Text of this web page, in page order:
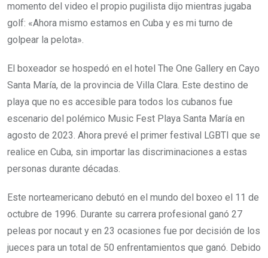
momento del video el propio pugilista dijo mientras jugaba
golf: «Ahora mismo estamos en Cuba y es mi turno de
golpear la pelota».
El boxeador se hospedó en el hotel The One Gallery en Cayo
Santa María, de la provincia de Villa Clara. Este destino de
playa que no es accesible para todos los cubanos fue
escenario del polémico Music Fest Playa Santa María en
agosto de 2023. Ahora prevé el primer festival LGBTI que se
realice en Cuba, sin importar las discriminaciones a estas
personas durante décadas.
Este norteamericano debutó en el mundo del boxeo el 11 de
octubre de 1996. Durante su carrera profesional ganó 27
peleas por nocaut y en 23 ocasiones fue por decisión de los
jueces para un total de 50 enfrentamientos que ganó. Debido